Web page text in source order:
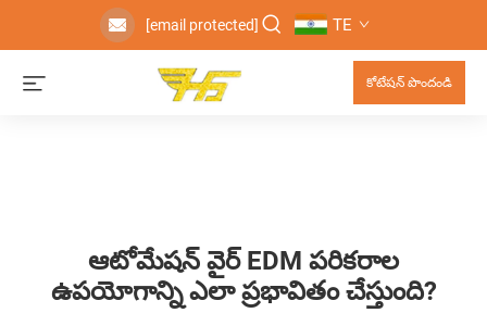
[email protected] TE
కోటేషన్ పొందండి
ఆటోమేషన్ వైర్ EDM పరికరాల
ఉపయోగాన్ని ఎలా ప్రభావితం చేస్తుంది?